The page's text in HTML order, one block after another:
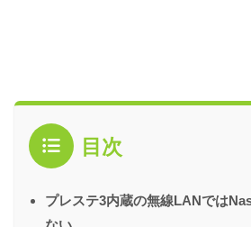
目次
プレステ3内蔵の無線LANでは